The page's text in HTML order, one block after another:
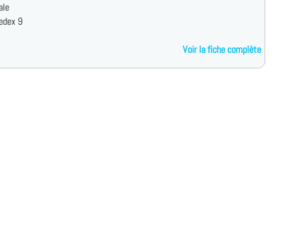
9
Voir la fiche complète